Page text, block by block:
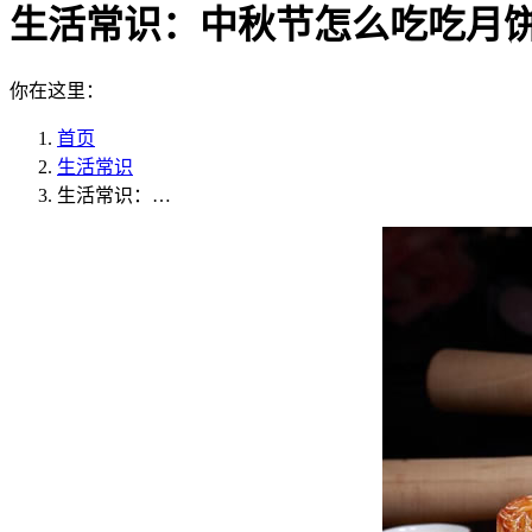
生活常识：中秋节怎么吃吃月
你在这里：
首页
生活常识
生活常识：…